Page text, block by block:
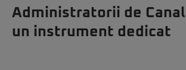
Administratorii de
un instrument dedicat